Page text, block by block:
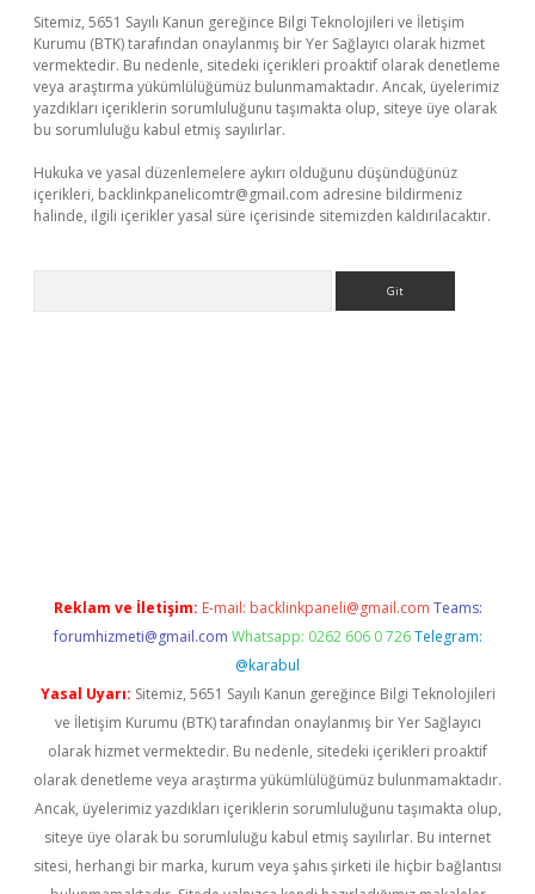
Sitemiz, 5651 Sayılı Kanun gereğince Bilgi Teknolojileri ve İletişim
Kurumu (BTK) tarafından onaylanmış bir Yer Sağlayıcı olarak hizmet
vermektedir. Bu nedenle, sitedeki içerikleri proaktif olarak denetleme
veya araştırma yükümlülüğümüz bulunmamaktadır. Ancak, üyelerimiz
yazdıkları içeriklerin sorumluluğunu taşımakta olup, siteye üye olarak
bu sorumluluğu kabul etmiş sayılırlar.
Hukuka ve yasal düzenlemelere aykırı olduğunu düşündüğünüz
içerikleri, backlinkpanelicomtr@gmail.com adresine bildirmeniz
halinde, ilgili içerikler yasal süre içerisinde sitemizden kaldırılacaktır.
Reklam ve İletişim: E-mail: backlinkpaneli@gmail.com Teams:
forumhizmeti@gmail.com Whatsapp: 0262 606 0 726 Telegram:
@karabul
Yasal Uyarı: Sitemiz, 5651 Sayılı Kanun gereğince Bilgi Teknolojileri
ve İletişim Kurumu (BTK) tarafından onaylanmış bir Yer Sağlayıcı
olarak hizmet vermektedir. Bu nedenle, sitedeki içerikleri proaktif
olarak denetleme veya araştırma yükümlülüğümüz bulunmamaktadır.
Ancak, üyelerimiz yazdıkları içeriklerin sorumluluğunu taşımakta olup,
siteye üye olarak bu sorumluluğu kabul etmiş sayılırlar. Bu internet
sitesi, herhangi bir marka, kurum veya şahıs şirketi ile hiçbir bağlantısı